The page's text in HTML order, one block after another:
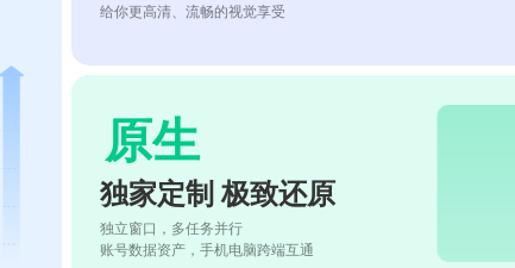
给你更高清、流畅的视觉享受
原生
独家定制 极致还原
独立窗口，多任务并行
账号数据资产，手机电脑跨端互通